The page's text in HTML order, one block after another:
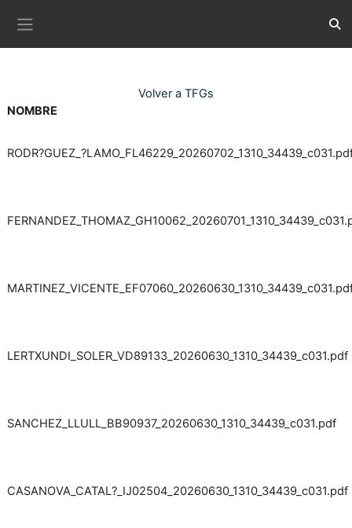
Volver a TFGs
NOMBRE
LERTXUNDI_SOLER_VD89133_20260630_1310_34439_c031.pdf
SANCHEZ_LLULL_BB90937_20260630_1310_34439_c031.pdf
CASANOVA_CATAL?_IJ02504_20260630_1310_34439_c031.pdf